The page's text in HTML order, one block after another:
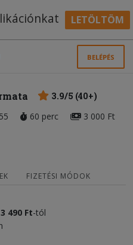
LETÖLTÖM
BELÉPÉS
3.9/5 (40+)
60 perc 3 000 Ft
FIZETÉSI MÓDOK
3 490 Ft-tól